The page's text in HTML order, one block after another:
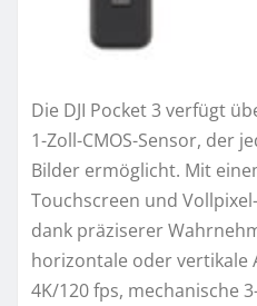
Die DJI Pocket 3 verfügt
1-Zoll-CMOS-Sensor, der
Bilder ermöglicht. Mit
Touchscreen und
dank präziserer
horizontale oder vertikale
4K/120 fps, mechanische